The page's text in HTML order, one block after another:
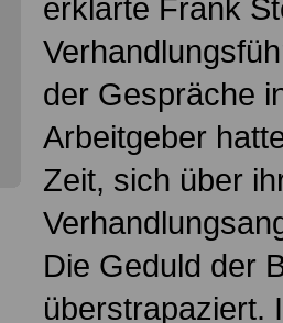
erklärte Frank
der Gespräche
Arbeitgeber
Zeit, sich über
Die Geduld der
überstrapaziert.